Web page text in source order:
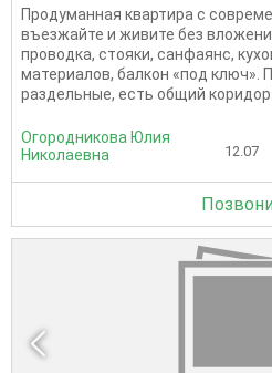
Продуманная квартира с
въезжайте и живите без
проводка, стояки, санфаянс,
материалов, балкон «под ключ».
раздельные, есть общий
Огородникова Юлия
Николаевна
12.07